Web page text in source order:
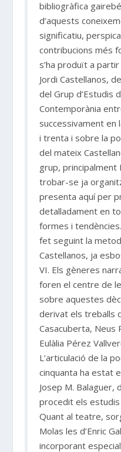
bibliogràfica gairebé
d’aquests
significatiu,
contribucions més
s’ha produït a
Jordi Castellanos,
del Grup d’Estudis
Contemporània
successivament en
i trenta i sobre la
del mateix
grup, principalment
trobar-se ja
presenta aquí per
detalladament en
formes i
fet seguint la
Castellanos, ja
VI. Els gèneres
foren el centre de
sobre aquestes
derivat els treballs
Casacuberta, Neus
Eulàlia Pérez
L’articulació de la
cinquanta ha estat
Josep M. Balaguer,
procedit els estudis
Quant al teatre,
Molas les d’Enric
incorporant